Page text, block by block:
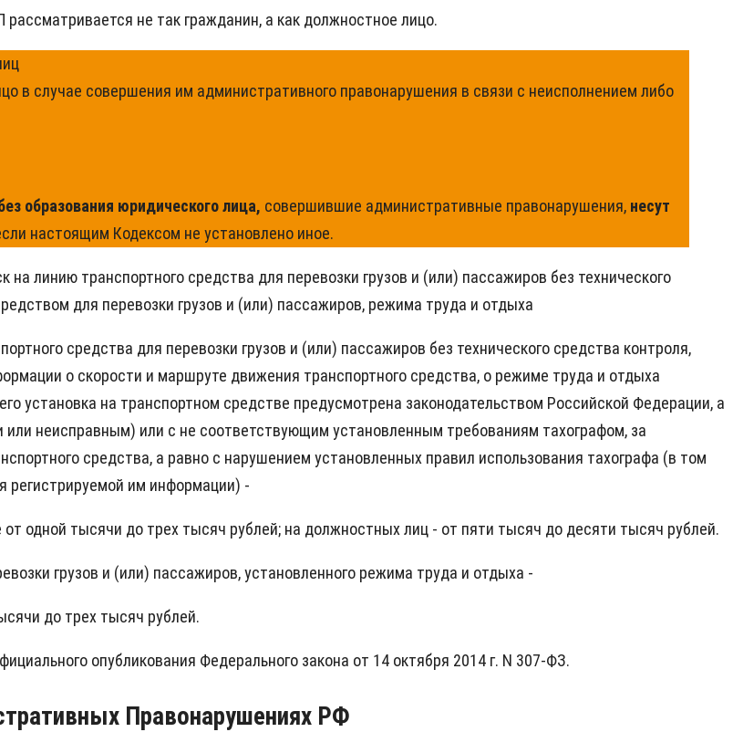
не так гражданин, а как должностное лицо.
в случае совершения им административного правонарушения в связи с неисполнением либо
образования юридического лица, совершившие административные правонарушения, несут
настоящим Кодексом не установлено иное.
линию транспортного средства для перевозки грузов и (или) пассажиров без технического
для перевозки грузов и (или) пассажиров, режима труда и отдыха
средства для перевозки грузов и (или) пассажиров без технического средства контроля,
о скорости и маршруте движения транспортного средства, о режиме труда и отдыха
установка на транспортном средстве предусмотрена законодательством Российской Федерации, а
неисправным) или с не соответствующим установленным требованиям тахографом, за
средства, а равно с нарушением установленных правил использования тахографа (в том
регистрируемой им информации) -
одной тысячи до трех тысяч рублей; на должностных лиц - от пяти тысяч до десяти тысяч рублей.
грузов и (или) пассажиров, установленного режима труда и отдыха -
до трех тысяч рублей.
опубликования Федерального закона от 14 октября 2014 г. N 307-ФЗ.
Правонарушениях РФ